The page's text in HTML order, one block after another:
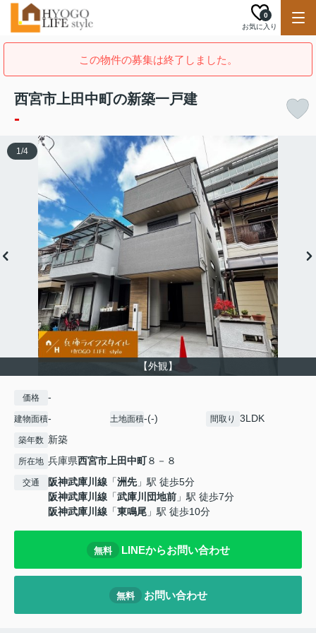
お気に入り
0
この物件の募集は終了しました。
西宮市上田中町の新築一戸建
-
【外観】
1/4
価格 -
建物面積- 土地面積-(-) 間取り 3LDK
築年数 新築
所在地 兵庫県西宮市上田中町８－８
交通 阪神武庫川線 「洲先」駅 徒歩5分
阪神武庫川線 「武庫川団地前 」駅 徒歩7分
阪神武庫川線 「東鳴尾 」駅 徒歩10分
無料 LINEからお問い合わせ
無料 お問い合わせ